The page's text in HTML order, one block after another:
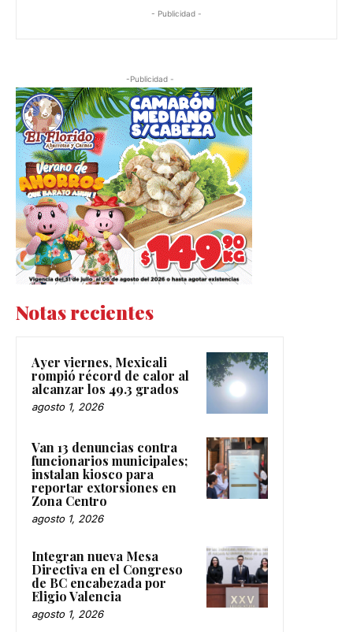
-Publicidad -
Notas recientes
Ayer viernes, Mexicali
rompió récord de calor al
alcanzar los 49.3 grados
agosto 1, 2026
Van 13 denuncias contra
funcionarios municipales;
instalan kiosco para
reportar extorsiones en
Zona Centro
agosto 1, 2026
Integran nueva Mesa
Directiva en el Congreso
de BC encabezada por
Eligio Valencia
agosto 1, 2026